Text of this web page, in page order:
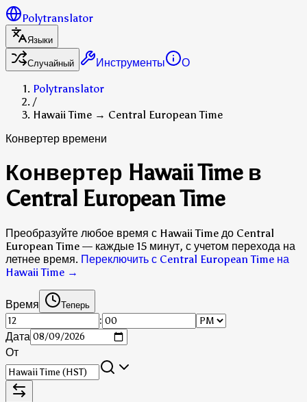
Polytranslator
Языки
Случайный
Инструменты
О
Polytranslator
/
Hawaii Time → Central European Time
Конвертер времени
Конвертер Hawaii Time в
Central European Time
Преобразуйте любое время с Hawaii Time до Central
European Time — каждые 15 минут, с учетом перехода на
летнее время. Переключить с Central European Time на
Hawaii Time →
Время Теперь
:
Дата
От